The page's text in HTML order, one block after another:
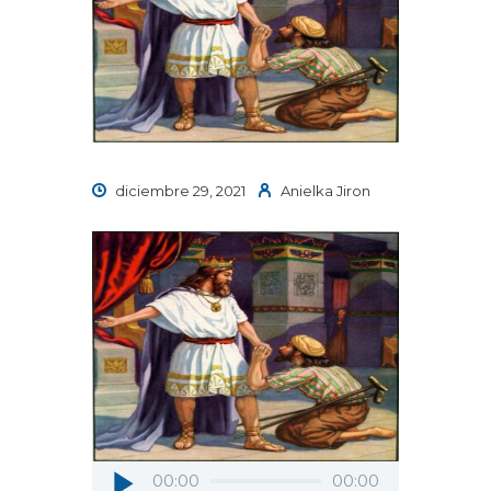
diciembre 29, 2021 Anielka Jiron
Reproductor
00:00 00:00